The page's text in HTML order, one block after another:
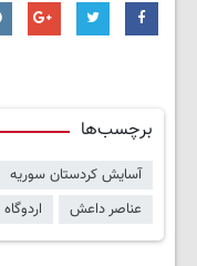
برچسب‌ها
آسایش کردستان سوریه
عناصر داعش